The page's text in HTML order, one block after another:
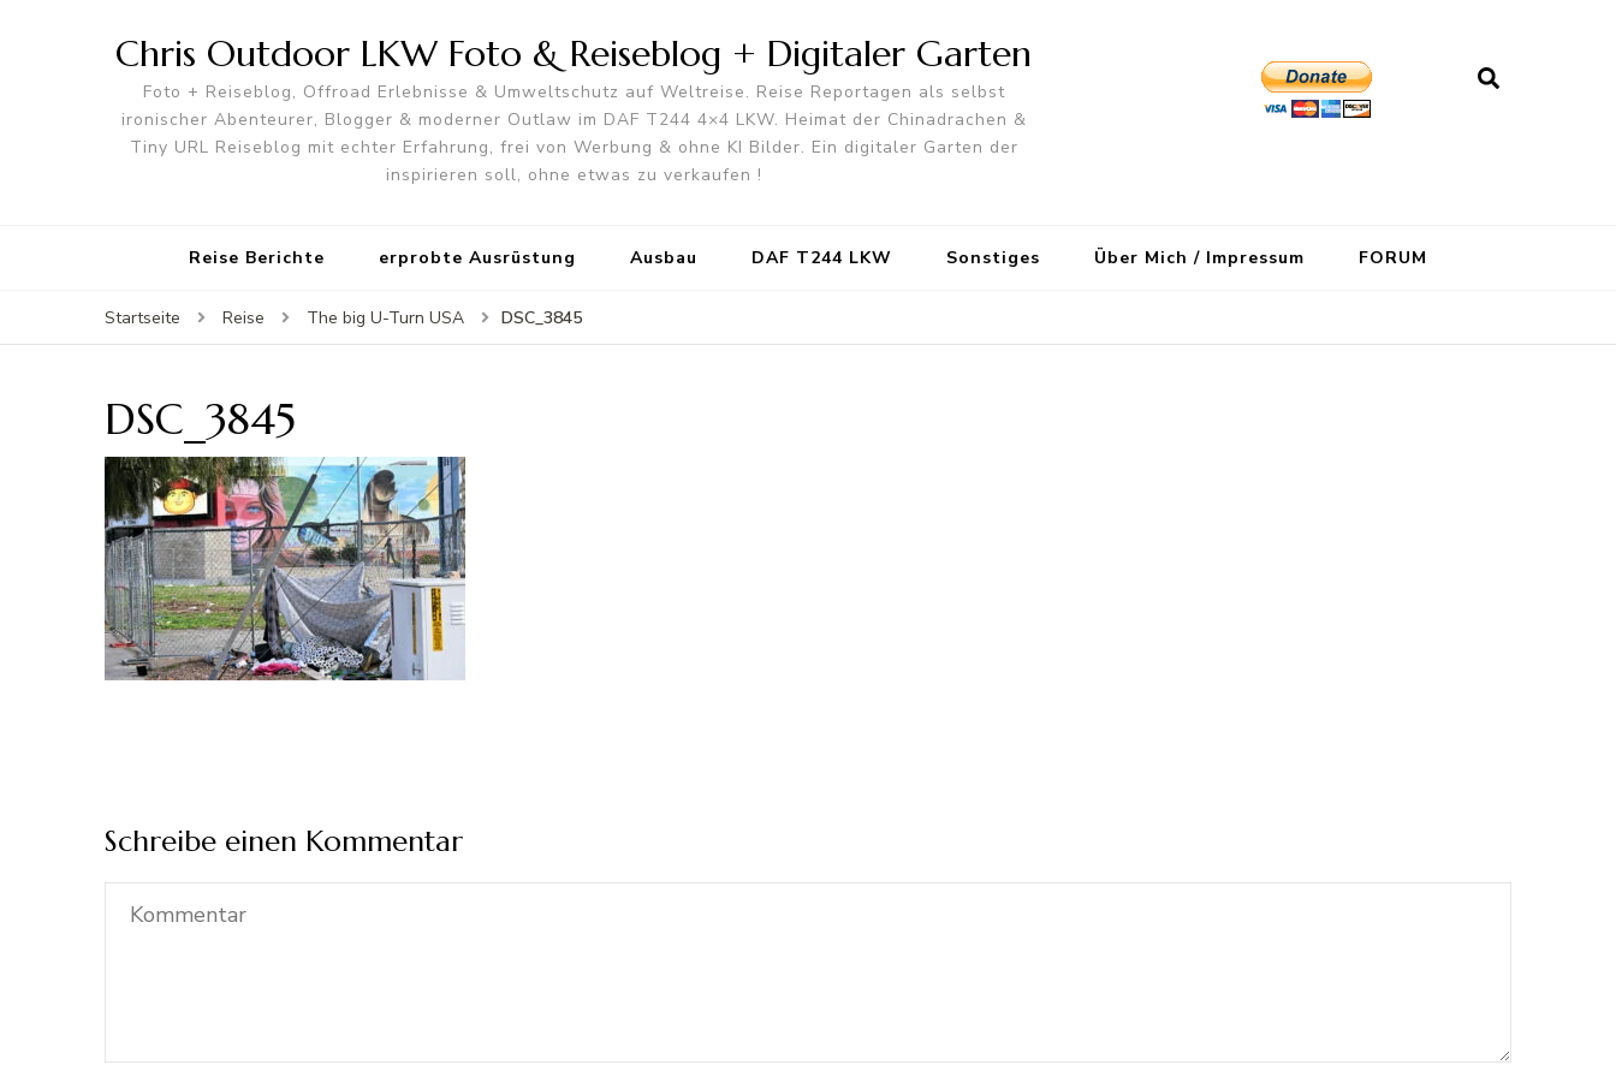
Chris Outdoor LKW Foto & Reiseblog + Digitaler Garten
Foto + Reiseblog, Offroad Erlebnisse & Umweltschutz auf Weltreise. Reise Reportagen als selbst
ironischer Abenteurer, Blogger & moderner Outlaw im DAF T244 4×4 LKW. Heimat der Chinadrachen &
Tiny URL Reiseblog mit echter Erfahrung, frei von Werbung & ohne KI Bilder. Ein digitaler Garten der
inspirieren soll, ohne etwas zu verkaufen !
Reise Berichte erprobte Ausrüstung Ausbau DAF T244 LKW Sonstiges Über Mich / Impressum FORUM
Startseite Reise The big U-Turn USA DSC_3845
DSC_3845
Schreibe einen Kommentar